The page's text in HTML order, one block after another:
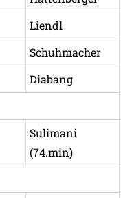
Liendl
Schuhmacher
Diabang
Sulimani
(74.min)